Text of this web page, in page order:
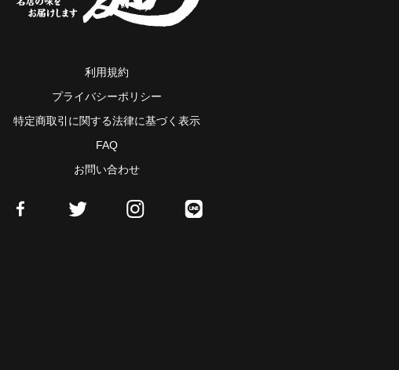
利用規約
プライバシーポリシー
特定商取引に関する法律に基づく表示
FAQ
お問い合わせ